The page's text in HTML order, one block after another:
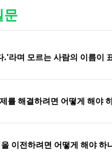
문
.'라며 모르는 사람의 이름이
를 해결하려면 어떻게 해야
이전하려면 어떻게 해야 하